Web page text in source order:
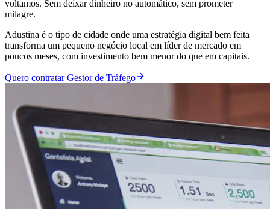
voltamos. Sem deixar dinheiro no automático, sem prometer
milagre.
Adustina é o tipo de cidade onde uma estratégia digital bem feita
transforma um pequeno negócio local em líder de mercado em
poucos meses, com investimento bem menor do que em capitais.
Quero contratar Gestor de Tráfego